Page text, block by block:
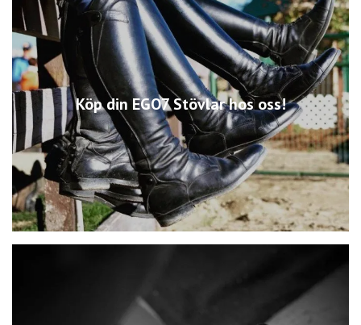
Köp din EGO7 Stövlar hos oss!